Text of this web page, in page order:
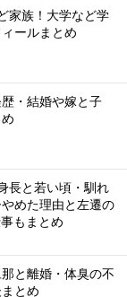
家族！大学など学
ールまとめ
・結婚や嫁と子
長と若い頃・馴れ
めた理由と左遷の
もまとめ
と離婚・体臭の不
とめ